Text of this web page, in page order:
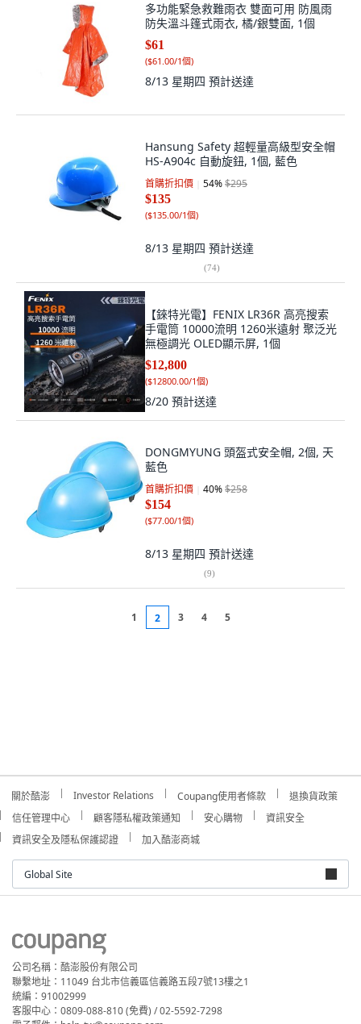
多功能緊急救難雨衣 雙面可用 防風雨
防失溫斗篷式雨衣, 橘/銀雙面, 1個
$61
($61.00/1個)
8/13 星期四 預計送達
Hansung Safety 超輕量高級型安全帽
HS-A904c 自動旋鈕, 1個, 藍色
首購折扣價 54%$295
$135
($135.00/1個)
8/13 星期四 預計送達
(74)
【錸特光電】FENIX LR36R 高亮搜索
手電筒 10000流明 1260米遠射 聚泛光
無極調光 OLED顯示屏, 1個
$12,800
($12800.00/1個)
8/20 預計送達
DONGMYUNG 頭盔式安全帽, 2個, 天
藍色
首購折扣價 40%$258
$154
($77.00/1個)
8/13 星期四 預計送達
(9)
1 2 3 4 5
關於酷澎 Investor Relations Coupang使用者條款
退換貨政策
信任管理中心
顧客隱私權政策通知 安心購物
資訊安全
資訊安全及隱私保護認證
加入酷澎商城
Global Site
公司名稱：酷澎股份有限公司
聯繫地址：11049 台北市信義區信義路五段7號13樓之1
統編：91002999
客服中心：0809-088-810 (免費) / 02-5592-7298